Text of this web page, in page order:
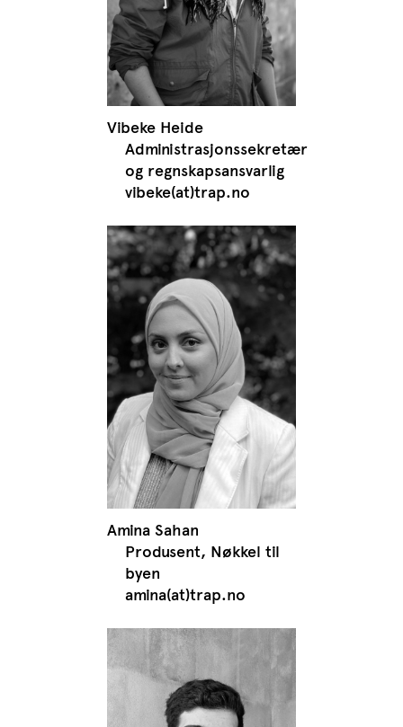
Vibeke Heide
Administrasjonssekretær
og regnskapsansvarlig
vibeke(at)trap.no
Amina Sahan
Produsent, Nøkkel til
byen
amina(at)trap.no